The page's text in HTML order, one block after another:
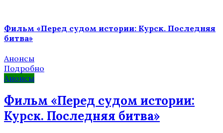
Фильм «Перед судом истории: Курск. Последняя
битва»
Анонсы
Подробно
Анонсы
Фильм «Перед судом истории:
Курск. Последняя битва»